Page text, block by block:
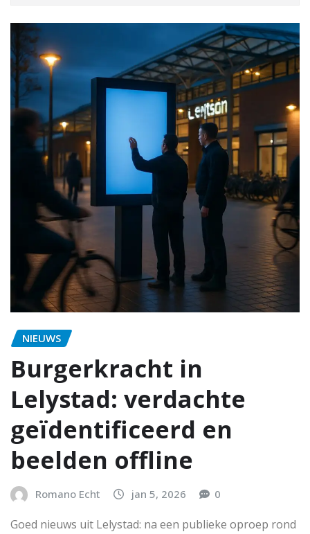
NIEUWS
Burgerkracht in
Lelystad: verdachte
geïdentificeerd en
beelden offline
Romano Echt jan 5, 2026 0
Goed nieuws uit Lelystad: na een publieke oproep rond